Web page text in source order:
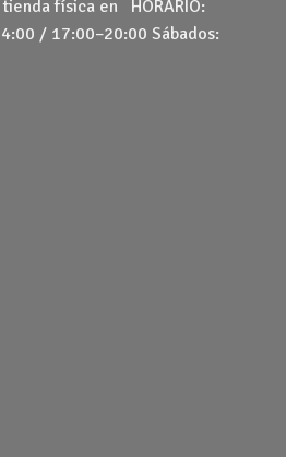
física en HORARIO:
/ 17:00–20:00 Sábados: